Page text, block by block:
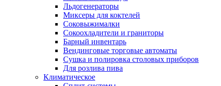
Льдогенераторы
Миксеры для коктелей
Соковыжималки
Сокоохладители и граниторы
Барный инвентарь
Вендинговые торговые автоматы
Сушка и полировка столовых приборов
Для розлива пива
Климатическое